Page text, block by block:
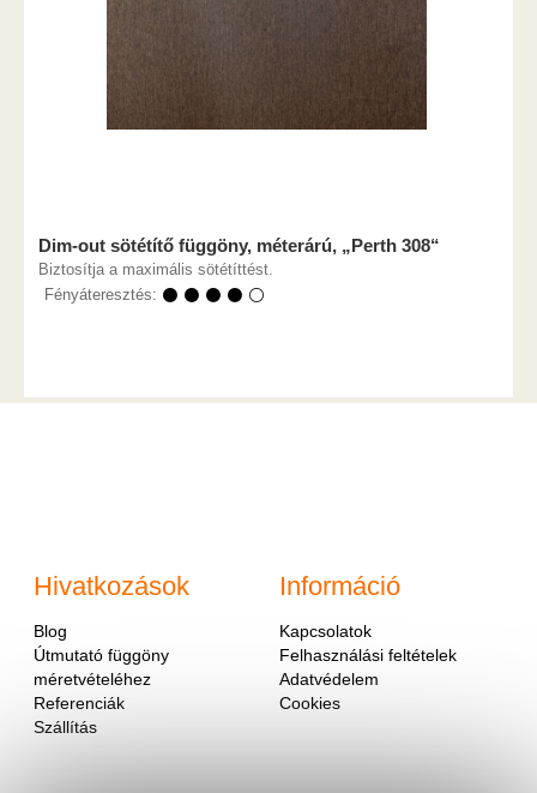
Dim-out sötétítő függöny, méterárú, „Perth 308“
Biztosítja a maximális sötétíttést.
Fényáteresztés: ⚫ ⚫ ⚫ ⚫ ⚪
Hivatkozások
Blog
Útmutató függöny
méretvételéhez
Referenciák
Szállítás
Információ
Kapcsolatok
Felhasználási feltételek
Adatvédelem
Cookies